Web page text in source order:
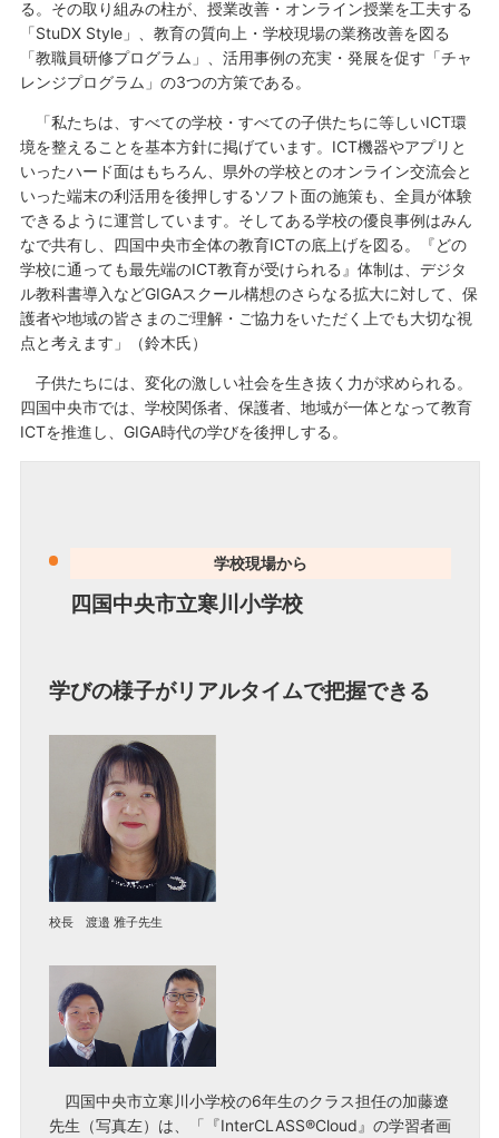
る。その取り組みの柱が、授業改善・オンライン授業を工夫する
「StuDX Style」、教育の質向上・学校現場の業務改善を図る
「教職員研修プログラム」、活用事例の充実・発展を促す「チャ
レンジプログラム」の3つの方策である。
「私たちは、すべての学校・すべての子供たちに等しいICT環
境を整えることを基本方針に掲げています。ICT機器やアプリと
いったハード面はもちろん、県外の学校とのオンライン交流会と
いった端末の利活用を後押しするソフト面の施策も、全員が体験
できるように運営しています。そしてある学校の優良事例はみん
なで共有し、四国中央市全体の教育ICTの底上げを図る。『どの
学校に通っても最先端のICT教育が受けられる』体制は、デジタ
ル教科書導入などGIGAスクール構想のさらなる拡大に対して、保
護者や地域の皆さまのご理解・ご協力をいただく上でも大切な視
点と考えます」（鈴木氏）
子供たちには、変化の激しい社会を生き抜く力が求められる。
四国中央市では、学校関係者、保護者、地域が一体となって教育
ICTを推進し、GIGA時代の学びを後押しする。
学校現場から
四国中央市立寒川小学校
学びの様子がリアルタイムで把握できる
校長 渡邉 雅子先生
四国中央市立寒川小学校の6年生のクラス担任の加藤遼
先生（写真左）は、「『InterCLASS®Cloud』の学習者画